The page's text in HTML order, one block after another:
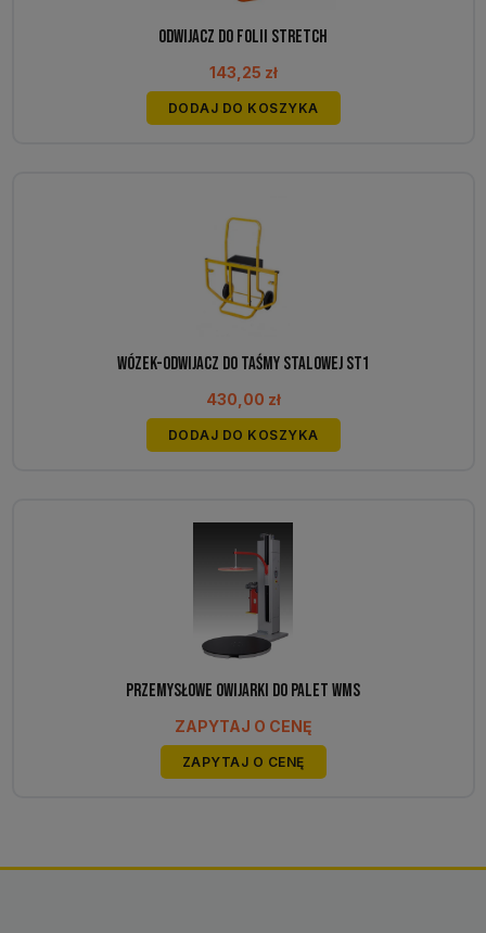
Odwijacz do folii stretch
143,25 zł
DODAJ DO KOSZYKA
Wózek-odwijacz do taśmy stalowej ST1
430,00 zł
DODAJ DO KOSZYKA
Przemysłowe owijarki do palet WMS
ZAPYTAJ O CENĘ
ZAPYTAJ O CENĘ